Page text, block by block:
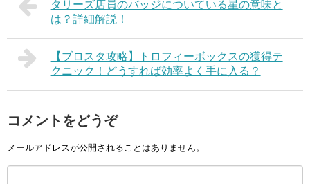
タリーズ店員のバッジについている星の意味と
は？詳細解説！
【ブロスタ攻略】トロフィーボックスの獲得テ
クニック！どうすれば効率よく手に入る？
コメントをどうぞ
メールアドレスが公開されることはありません。